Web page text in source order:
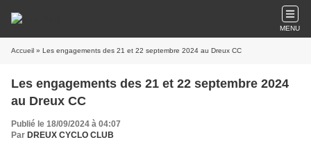
MENU
Accueil » Les engagements des 21 et 22 septembre 2024 au Dreux CC
Les engagements des 21 et 22 septembre 2024
au Dreux CC
Publié le 18/09/2024 à 04:07
Par DREUX CYCLO CLUB